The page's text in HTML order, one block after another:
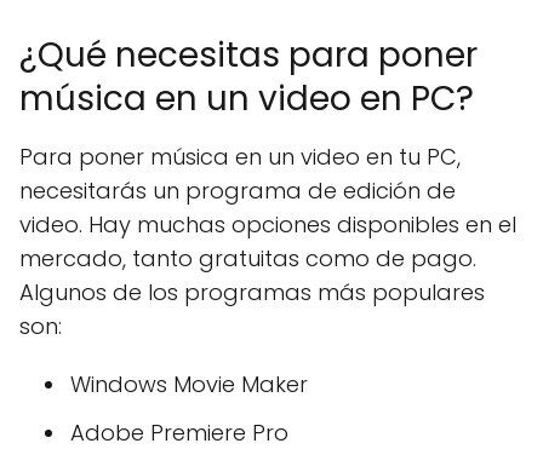
¿Qué necesitas para poner
música en un video en PC?
Para poner música en un video en tu PC,
necesitarás un programa de edición de
video. Hay muchas opciones disponibles en el
mercado, tanto gratuitas como de pago.
Algunos de los programas más populares
son:
Windows Movie Maker
Adobe Premiere Pro